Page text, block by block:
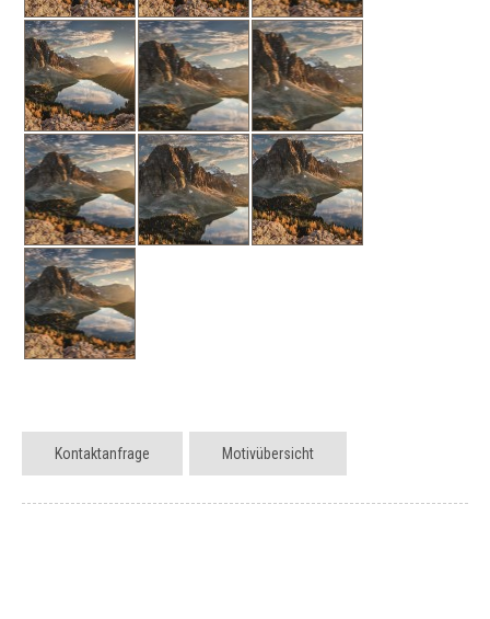
Kontaktanfrage Motivübersicht